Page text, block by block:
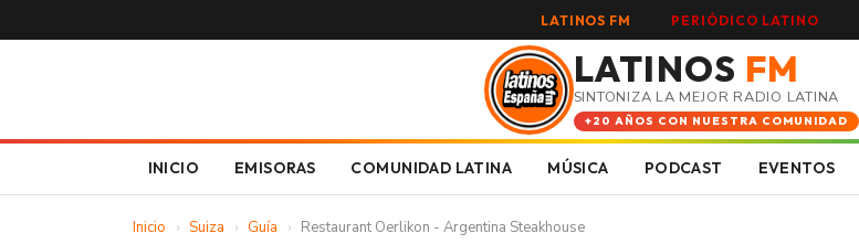
LATINOS FM PERIÓDICO LATINO
LATINOS FM
SINTONIZA LA MEJOR RADIO LATINA
+20 AÑOS CON NUESTRA COMUNIDAD
INICIO EMISORAS COMUNIDAD LATINA MÚSICA PODCAST EVENTOS
Inicio › Suiza › Guía › Restaurant Oerlikon - Argentina Steakhouse